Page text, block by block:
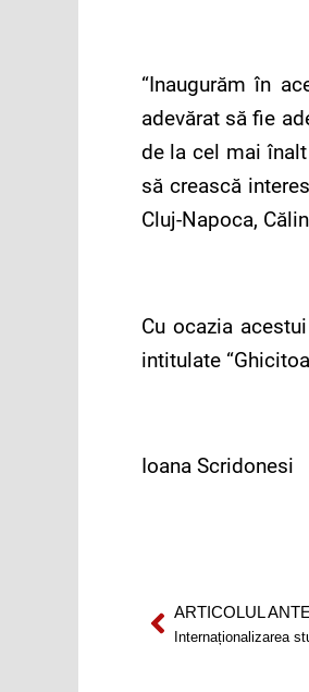
“Inaugurăm în
adevărat să fie
de la cel mai
să crească
Cluj-Napoca,
Cu ocazia
intitulate
Ioana Scridonesi
Prev
ARTICOLUL
Internaționalizarea